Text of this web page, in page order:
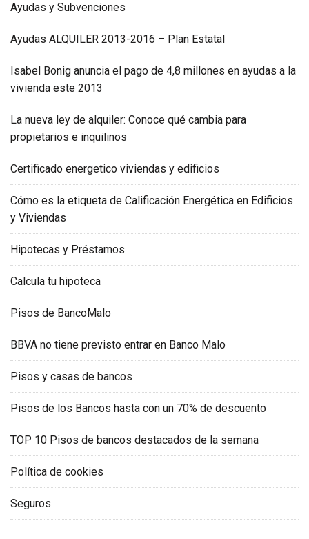
Ayudas y Subvenciones
Ayudas ALQUILER 2013-2016 – Plan Estatal
Isabel Bonig anuncia el pago de 4,8 millones en ayudas a la
vivienda este 2013
La nueva ley de alquiler: Conoce qué cambia para
propietarios e inquilinos
Certificado energetico viviendas y edificios
Cómo es la etiqueta de Calificación Energética en Edificios
y Viviendas
Hipotecas y Préstamos
Calcula tu hipoteca
Pisos de BancoMalo
BBVA no tiene previsto entrar en Banco Malo
Pisos y casas de bancos
Pisos de los Bancos hasta con un 70% de descuento
TOP 10 Pisos de bancos destacados de la semana
Política de cookies
Seguros